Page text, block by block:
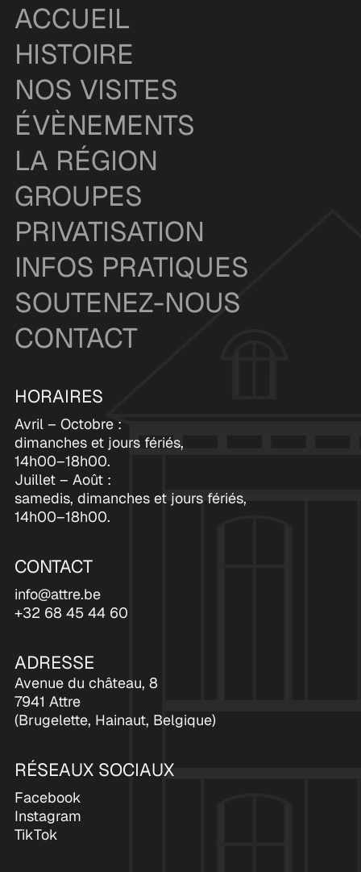
ACCUEIL
HISTOIRE
NOS VISITES
ÉVÈNEMENTS
LA RÉGION
GROUPES
PRIVATISATION
INFOS PRATIQUES
SOUTENEZ-NOUS
CONTACT
HORAIRES
Avril – Octobre :
dimanches et jours fériés,
14h00–18h00.
Juillet – Août :
samedis, dimanches et jours fériés,
14h00–18h00.
CONTACT
info@attre.be
+32 68 45 44 60
ADRESSE
Avenue du château, 8
7941 Attre
(Brugelette, Hainaut, Belgique)
RÉSEAUX SOCIAUX
Facebook
Instagram
TikTok